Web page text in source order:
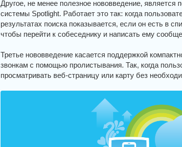
Другое, не менее полезное нововведение, является
системы Spotlight. Работает это так: когда
результатах поиска показывается, если он есть в
чтобы перейти к собеседнику и написать ему
Третье нововведение касается поддержкой
звонкам с помощью пролистывания. Так, когда
просматривать веб-страницу или карту без